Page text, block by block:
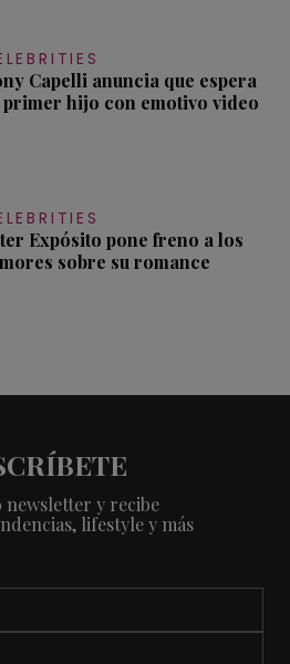
Capelli anuncia que espera
primer hijo con emotivo video
Expósito pone freno a los
sobre su romance
newsletter y recibe
lifestyle y más